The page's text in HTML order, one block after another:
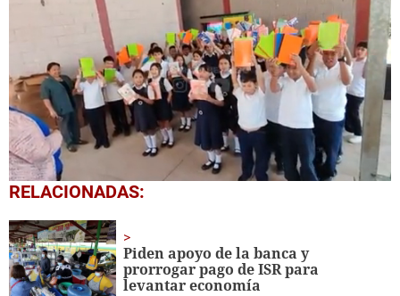
0
seconds
1
minute,
56
seconds
RELACIONADAS:
Piden apoyo de la banca y
prorrogar pago de ISR para
levantar economía